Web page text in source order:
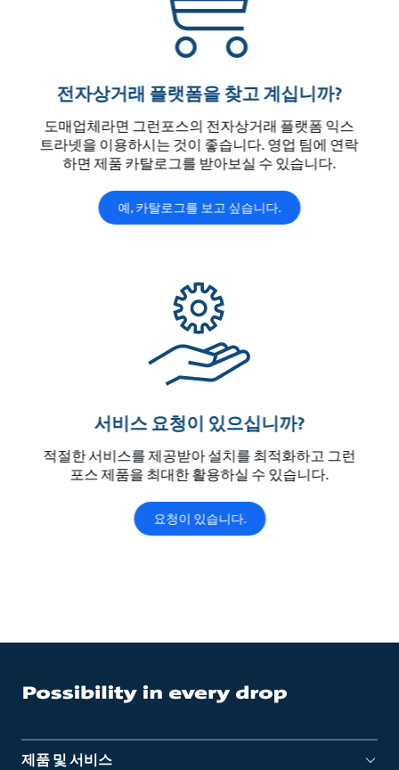
전자상거래 플랫폼을 찾고 계십니까?
도매업체라면 그런포스의 전자상거래 플랫폼 익스
트라넷을 이용하시는 것이 좋습니다. 영업 팀에 연락
하면 제품 카탈로그를 받아보실 수 있습니다.
예, 카탈로그를 보고 싶습니다.
서비스 요청이 있으십니까?
적절한 서비스를 제공받아 설치를 최적화하고 그런
포스 제품을 최대한 활용하실 수 있습니다.
요청이 있습니다.
제품 및 서비스